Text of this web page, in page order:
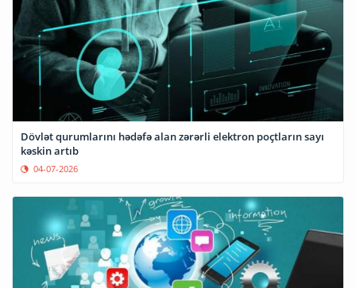
Dövlət qurumlarını hədəfə alan zərərli elektron poçtların sayı
kəskin artıb
04-07-2026